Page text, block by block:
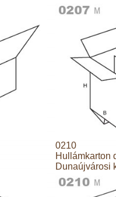
0210
Hullámkarton
Dunaújvárosi